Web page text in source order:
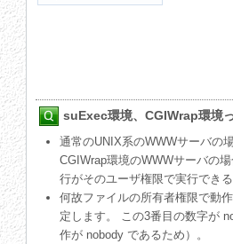
suExec環境、CGIWrap環境
通常のUNIX系のWWWサーバの
CGIWrap環境のWWWサーバの
行がそのユーザ権限で実行でき
何故ファイルの所有者権限で動
定します。 この3番目の数字が
作が nobody であるため）。